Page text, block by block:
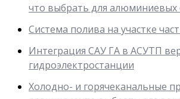
что выбрать для алюминиевых
Система полива на участке
Интеграция САУ ГА в АСУТП
гидроэлектростанции
Холодно- и горячеканальные